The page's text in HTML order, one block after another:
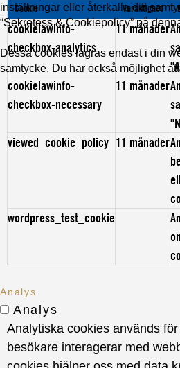
inställningar eller återkalla ditt
“Sekretess & Cookiepolicy” på
Dessa cookies lagras endast i din
samtycke. Du har också möjlighet
Cookie Varaktighet
cookielawinfo-
checkbox-analytics
11 månader
cookielawinfo-
checkbox-necessary
11 månader
viewed_cookie_policy 11 månader
wordpress_test_cookie
Analys
Analys
Analytiska cookies används
besökare interagerar med